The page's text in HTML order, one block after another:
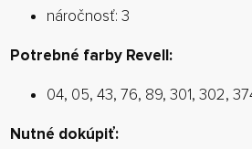
náročnosť: 3
Potrebné farby Revell:
04, 05, 43, 76, 89, 301, 302,
Nutné dokúpiť: